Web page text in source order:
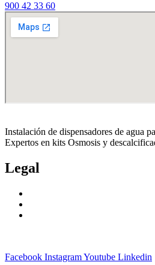
900 42 33 60
Instalación de dispensadores de agua
Expertos en kits Osmosis y
Legal
Facebook InstagramYoutube Linkedin